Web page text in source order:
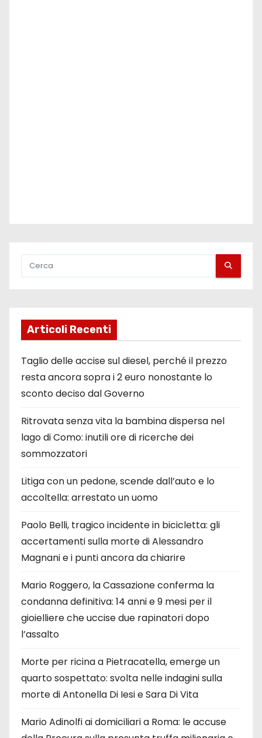
Articoli Recenti
Taglio delle accise sul diesel, perché il prezzo
resta ancora sopra i 2 euro nonostante lo
sconto deciso dal Governo
Ritrovata senza vita la bambina dispersa nel
lago di Como: inutili ore di ricerche dei
sommozzatori
Litiga con un pedone, scende dall’auto e lo
accoltella: arrestato un uomo
Paolo Belli, tragico incidente in bicicletta: gli
accertamenti sulla morte di Alessandro
Magnani e i punti ancora da chiarire
Mario Roggero, la Cassazione conferma la
condanna definitiva: 14 anni e 9 mesi per il
gioielliere che uccise due rapinatori dopo
l’assalto
Morte per ricina a Pietracatella, emerge un
quarto sospettato: svolta nelle indagini sulla
morte di Antonella Di Iesi e Sara Di Vita
Mario Adinolfi ai domiciliari a Roma: le accuse